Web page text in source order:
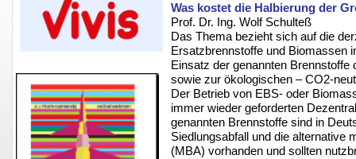
Was kostet die Halbierung der
Prof. Dr. Ing. Wolf Schulteß
Das Thema bezieht sich auf die
Ersatzbrennstoffe und Biomassen
Einsatz der genannten
sowie zur ökologischen – CO2-
Der Betrieb von EBS- oder
immer wieder geforderten
genannten Brennstoffe sind in
Siedlungsabfall und die alternative
(MBA) vorhanden und sollten